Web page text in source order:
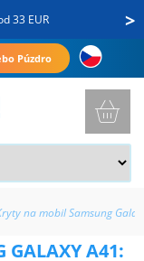
>
33 EUR
Púzdro
GALAXY A41:
na mobil Samsung